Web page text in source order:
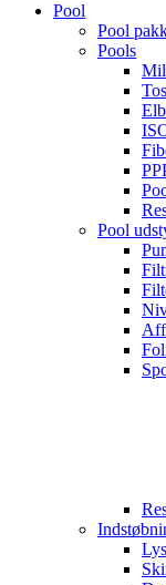
Pool
Pool
Pools
Pool
Lys